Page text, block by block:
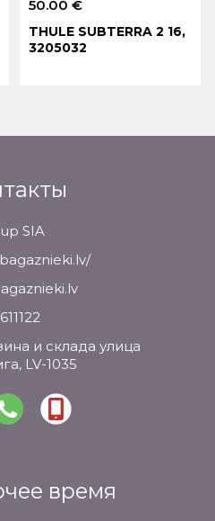
50.00 €
THULE SUBTERRA 2 16,
3205032
SIA
и склада улица
LV-1035
время